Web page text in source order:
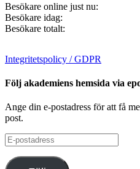
Besökare online just nu:
Besökare idag:
Besökare totalt:
Integritetspolicy / GDPR
Följ akademiens hemsida via
Ange din e-postadress för att få
post.
E-
postadress